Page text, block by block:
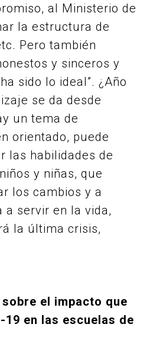
al Ministerio de
la estructura de
Pero también
y sinceros y
sido lo ideal”. ¿Año
se da desde
un tema de
orientado, puede
las habilidades de
y niñas, que
los cambios y a
a servir en la vida,
la última crisis,
el impacto que
en las escuelas de